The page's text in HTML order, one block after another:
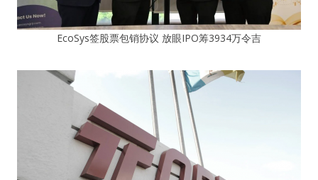
EcoSys签股票包销协议 放眼IPO筹3934万令吉